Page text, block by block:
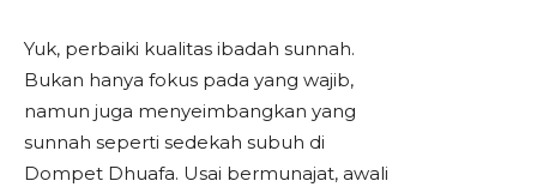
Yuk, perbaiki kualitas ibadah sunnah.
Bukan hanya fokus pada yang wajib,
namun juga menyeimbangkan yang
sunnah seperti sedekah subuh di
Dompet Dhuafa. Usai bermunajat, awali